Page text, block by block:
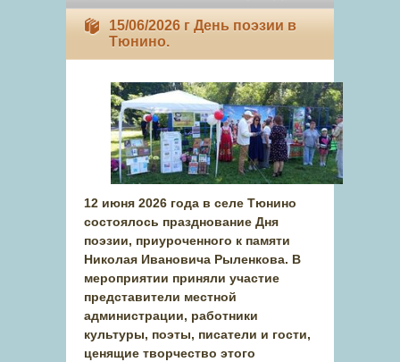
15/06/2026 г День поэзии в
Тюнино.
12 июня 2026 года в селе Тюнино
состоялось празднование Дня
поэзии, приуроченного к памяти
Николая Ивановича Рыленкова. В
мероприятии приняли участие
представители местной
администрации, работники
культуры, поэты, писатели и гости,
ценящие творчество этого